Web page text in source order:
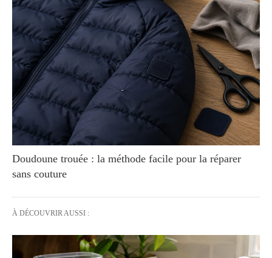
Doudoune trouée : la méthode facile pour la réparer
sans couture
À DÉCOUVRIR AUSSI :